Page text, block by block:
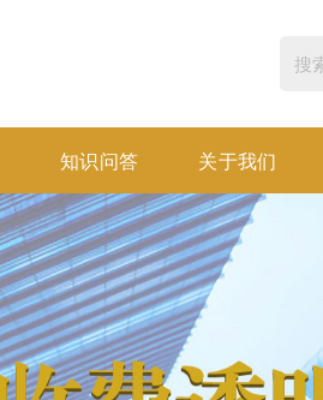
知识问答 关于我们